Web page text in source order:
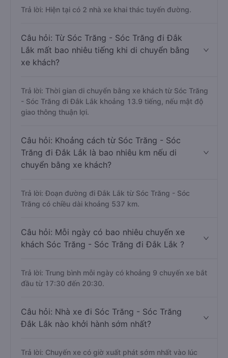
Trả lời: Hiện tại có 2 nhà xe khai thác tuyến đường.
Câu hỏi: Từ Sóc Trăng - Sóc Trăng đi Đắk
Lắk mất bao nhiêu tiếng khi di chuyển bằng
xe khách?
Trả lời: Thời gian di chuyển bằng xe khách từ Sóc Trăng
- Sóc Trăng đi Đắk Lắk khoảng 13.9 tiếng, nếu mật độ
giao thông thuận lợi.
Câu hỏi: Khoảng cách từ Sóc Trăng - Sóc
Trăng đi Đắk Lắk là bao nhiêu km nếu di
chuyển bằng xe khách?
Trả lời: Đoạn đường đi Đắk Lắk từ Sóc Trăng - Sóc
Trăng có chiều dài khoảng 537 km.
Câu hỏi: Mỗi ngày có bao nhiêu chuyến xe
khách Sóc Trăng - Sóc Trăng đi Đắk Lắk ?
Trả lời: Trung bình mỗi ngày có khoảng 9 chuyến xe bắt
đầu từ 17:30 đến 20:30.
Câu hỏi: Nhà xe đi Sóc Trăng - Sóc Trăng
Đắk Lắk nào khởi hành sớm nhất?
Trả lời: Chuyến xe có giờ xuất phát sớm nhất vào lúc